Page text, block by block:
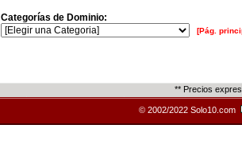
Categorías de Dominio:
[Pág.
** Precios
© 2002/2022 Solo10.com